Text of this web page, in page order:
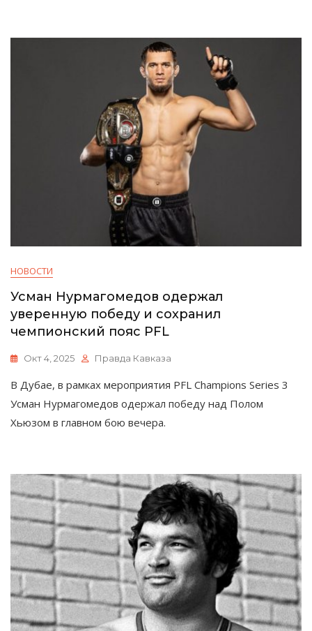
НОВОСТИ
Усман Нурмагомедов одержал
уверенную победу и сохранил
чемпионский пояс PFL
Окт 4, 2025 Правда Кавказа
В Дубае, в рамках мероприятия PFL Champions Series 3
Усман Нурмагомедов одержал победу над Полом
Хьюзом в главном бою вечера.